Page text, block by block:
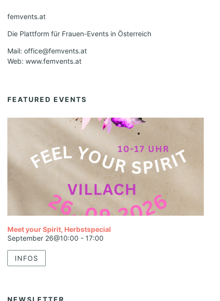
femvents.at
Die Plattform für Frauen-Events in Österreich
Mail: office@femvents.at
Web: www.femvents.at
FEATURED EVENTS
Meet your Spirit, Herbstspecial
September 26@10:00 - 17:00
INFOS